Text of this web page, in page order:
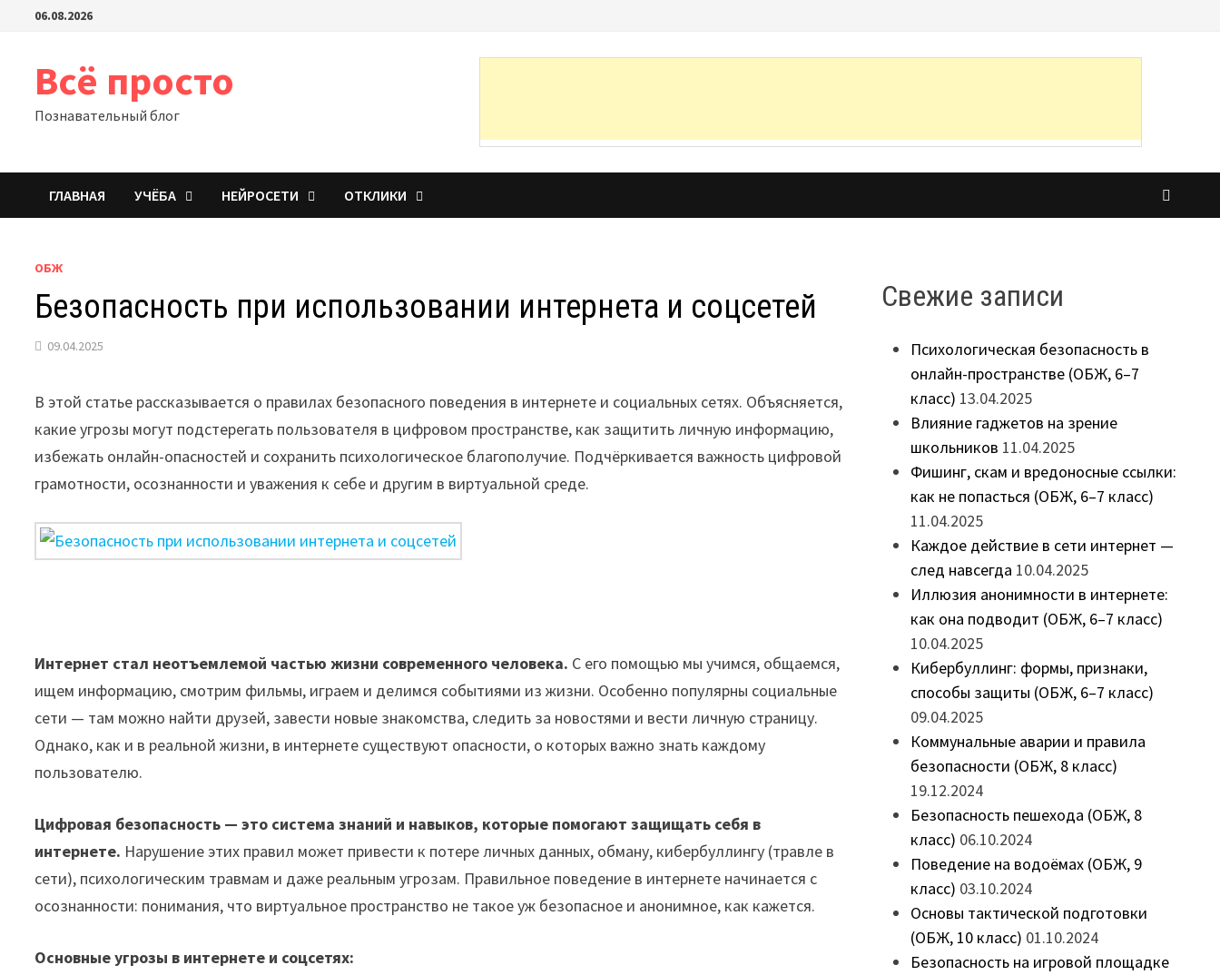
Перейти06.08.2026
Всё просто
Познавательный блог
ГЛАВНАЯ УЧЁБА НЕЙРОСЕТИ ОТКЛИКИ
ОБЖ
Безопасность при использовании интернета и соцсетей
09.04.2025
В этой статье рассказывается о правилах безопасного поведения в интернете и социальных сетях. Объясняется,
какие угрозы могут подстерегать пользователя в цифровом пространстве, как защитить личную информацию,
избежать онлайн-опасностей и сохранить психологическое благополучие. Подчёркивается важность цифровой
грамотности, осознанности и уважения к себе и другим в виртуальной среде.
Интернет стал неотъемлемой частью жизни современного человека. С его помощью мы учимся, общаемся,
ищем информацию, смотрим фильмы, играем и делимся событиями из жизни. Особенно популярны социальные
сети — там можно найти друзей, завести новые знакомства, следить за новостями и вести личную страницу.
Однако, как и в реальной жизни, в интернете существуют опасности, о которых важно знать каждому
пользователю.
Цифровая безопасность — это система знаний и навыков, которые помогают защищать себя в
интернете. Нарушение этих правил может привести к потере личных данных, обману, кибербуллингу (травле в
сети), психологическим травмам и даже реальным угрозам. Правильное поведение в интернете начинается с
осознанности: понимания, что виртуальное пространство не такое уж безопасное и анонимное, как кажется.
Основные угрозы в интернете и соцсетях:
Свежие записи
Психологическая безопасность в
онлайн-пространстве (ОБЖ, 6–7
класс) 13.04.2025
Влияние гаджетов на зрение
школьников 11.04.2025
Фишинг, скам и вредоносные ссылки:
как не попасться (ОБЖ, 6–7 класс)
11.04.2025
Каждое действие в сети интернет —
след навсегда 10.04.2025
Иллюзия анонимности в интернете:
как она подводит (ОБЖ, 6–7 класс)
10.04.2025
Кибербуллинг: формы, признаки,
способы защиты (ОБЖ, 6–7 класс)
09.04.2025
Коммунальные аварии и правила
безопасности (ОБЖ, 8 класс)
19.12.2024
Безопасность пешехода (ОБЖ, 8
класс) 06.10.2024
Поведение на водоёмах (ОБЖ, 9
класс) 03.10.2024
Основы тактической подготовки
(ОБЖ, 10 класс) 01.10.2024
Безопасность на игровой площадке